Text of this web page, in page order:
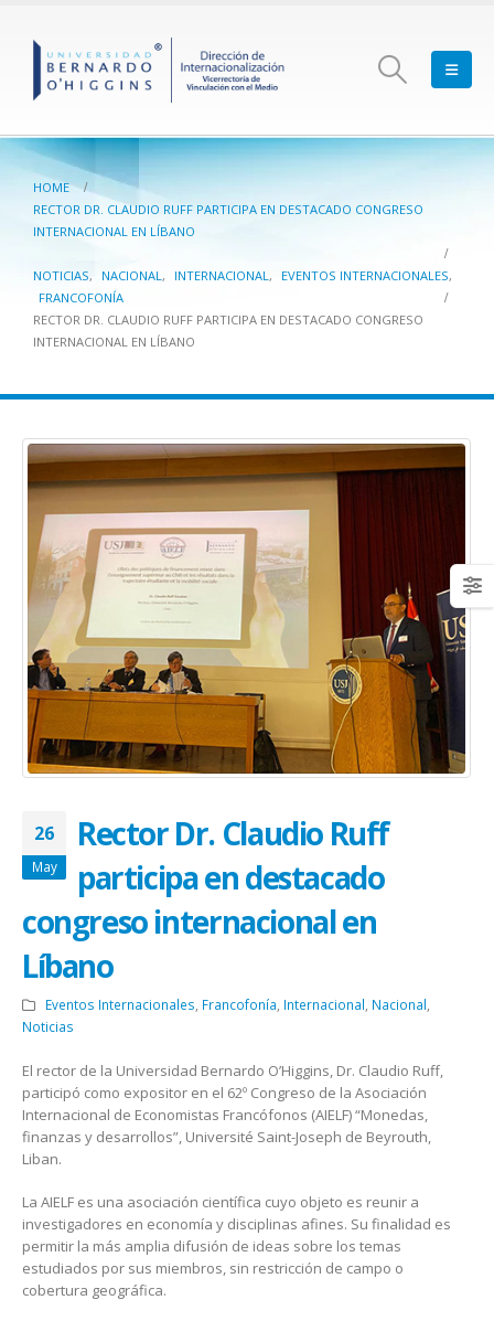
HOME
RECTOR DR. CLAUDIO RUFF PARTICIPA EN DESTACADO CONGRESO
INTERNACIONAL EN LÍBANO
NOTICIAS, NACIONAL, INTERNACIONAL, EVENTOS INTERNACIONALES,
FRANCOFONÍA
RECTOR DR. CLAUDIO RUFF PARTICIPA EN DESTACADO CONGRESO
INTERNACIONAL EN LÍBANO
26
May
Rector Dr. Claudio Ruff
participa en destacado
congreso internacional en
Líbano
Eventos Internacionales, Francofonía, Internacional, Nacional,
Noticias
El rector de la Universidad Bernardo O’Higgins, Dr. Claudio Ruff,
participó como expositor en el 62º Congreso de la Asociación
Internacional de Economistas Francófonos (AIELF) “Monedas,
finanzas y desarrollos”, Université Saint-Joseph de Beyrouth,
Liban.
La AIELF es una asociación científica cuyo objeto es reunir a
investigadores en economía y disciplinas afines. Su finalidad es
permitir la más amplia difusión de ideas sobre los temas
estudiados por sus miembros, sin restricción de campo o
cobertura geográfica.